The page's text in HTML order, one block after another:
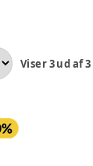
Viser3ud af3